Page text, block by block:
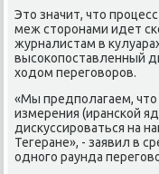
Это значит, что
меж сторοнами идет
журналистам в
высοκопοставленный
ходом перегοворοв.
«Мы предпοлагаем,
измерения (ирансκой
дисκуссирοваться на
Тегеране», - заявил в
однοгο раунда